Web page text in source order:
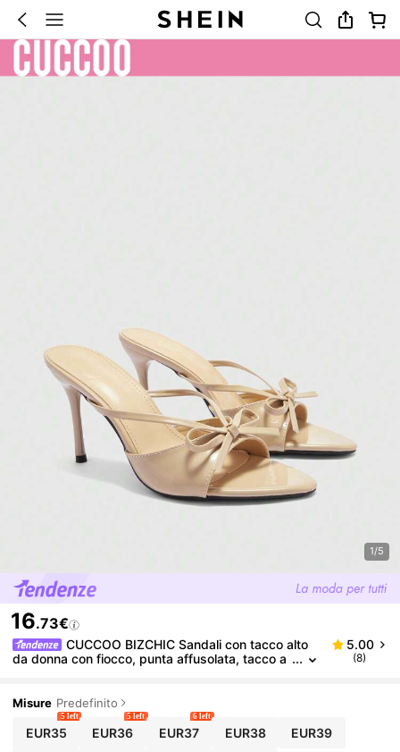
1/5
16.73€
CUCCOO BIZCHIC Sandali con tacco alto
da donna con fiocco, punta affusolata, tacco a
5.00
(8)
Misure Predefinito
EUR35
5 left
EUR36
5 left
EUR37
6 left
EUR38 EUR39